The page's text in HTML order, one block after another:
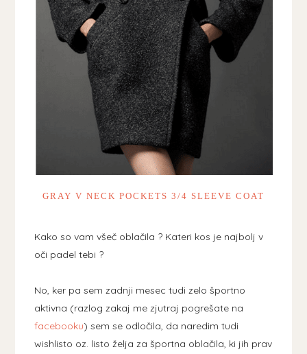
GRAY V NECK POCKETS 3/4 SLEEVE COAT
Kako so vam všeč oblačila ? Kateri kos je najbolj v
oči padel tebi ?
No, ker pa sem zadnji mesec tudi zelo športno
aktivna (razlog zakaj me zjutraj pogrešate na
facebooku) sem se odločila, da naredim tudi
wishlisto oz. listo želja za športna oblačila, ki jih prav